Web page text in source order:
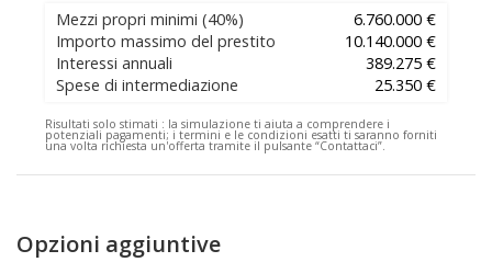
Mezzi propri minimi (40%)
6.760.000 €
Importo massimo del prestito
10.140.000 €
Interessi annuali
389.275 €
Spese di intermediazione
25.350 €
Risultati solo stimati : la simulazione ti aiuta a comprendere i
potenziali pagamenti; i termini e le condizioni esatti ti saranno forniti
una volta richiesta un'offerta tramite il pulsante “Contattaci”.
Opzioni aggiuntive